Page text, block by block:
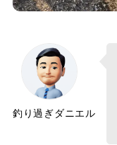
釣り過ぎダニエル